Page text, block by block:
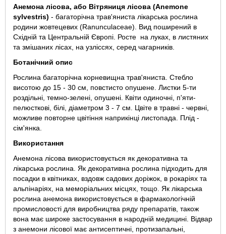
Анемона лісова, або Вітряниця лісова (Anemone
sylvestris) - багаторічна трав'яниста лікарська рослина
родини жовтецевих (Ranunculaceae). Вид поширений в
Східній та Центральній Європі. Росте на луках, в листяних
та змішаних лісах, на узліссях, серед чагарників.
Ботанічний опис
Рослина багаторічна корневищна трав'яниста. Стебло
висотою до 15 - 30 см, повстисто опушене. Листки 5-ти
роздільні, темно-зелені, опушені. Квіти одиночні, п'яти-
пелюсткові, білі, діаметром 3 - 7 см. Цвіте в травні - червні,
можливе повторне цвітіння наприкінці листопада. Плід -
сім'янка.
Використання
Анемона лісова використовується як декоративна та
лікарська рослина. Як декоративна рослина підходить для
посадки в квітниках, вздовж садових доріжок, в рокаріях та
альпінаріях, на меморіальних місцях, тощо. Як лікарська
рослина анемона використовується в фармакологічній
промисловості для виробництва ряду препаратів, також
вона має широке застосування в народній медицині. Відвар
з анемони лісової має антисептичні, протизапальні,